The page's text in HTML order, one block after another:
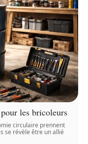
les bricoleurs
circulaire prennent
se révèle être un allié